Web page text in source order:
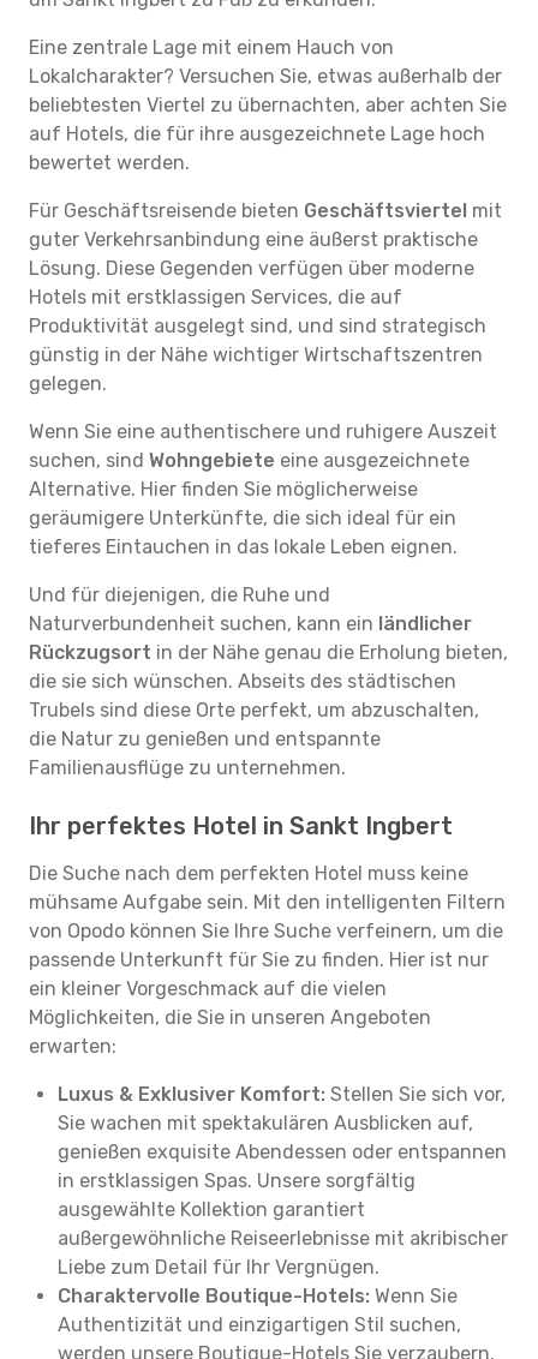
Eine zentrale Lage mit einem Hauch von
Lokalcharakter? Versuchen Sie, etwas außerhalb der
beliebtesten Viertel zu übernachten, aber achten Sie
auf Hotels, die für ihre ausgezeichnete Lage hoch
bewertet werden.
Für Geschäftsreisende bieten Geschäftsviertel mit
guter Verkehrsanbindung eine äußerst praktische
Lösung. Diese Gegenden verfügen über moderne
Hotels mit erstklassigen Services, die auf
Produktivität ausgelegt sind, und sind strategisch
günstig in der Nähe wichtiger Wirtschaftszentren
gelegen.
Wenn Sie eine authentischere und ruhigere Auszeit
suchen, sind Wohngebiete eine ausgezeichnete
Alternative. Hier finden Sie möglicherweise
geräumigere Unterkünfte, die sich ideal für ein
tieferes Eintauchen in das lokale Leben eignen.
Und für diejenigen, die Ruhe und
Naturverbundenheit suchen, kann ein ländlicher
Rückzugsort in der Nähe genau die Erholung bieten,
die sie sich wünschen. Abseits des städtischen
Trubels sind diese Orte perfekt, um abzuschalten,
die Natur zu genießen und entspannte
Familienausflüge zu unternehmen.
Ihr perfektes Hotel in Sankt Ingbert
Die Suche nach dem perfekten Hotel muss keine
mühsame Aufgabe sein. Mit den intelligenten Filtern
von Opodo können Sie Ihre Suche verfeinern, um die
passende Unterkunft für Sie zu finden. Hier ist nur
ein kleiner Vorgeschmack auf die vielen
Möglichkeiten, die Sie in unseren Angeboten
erwarten:
Luxus & Exklusiver Komfort: Stellen Sie sich vor,
Sie wachen mit spektakulären Ausblicken auf,
genießen exquisite Abendessen oder entspannen
in erstklassigen Spas. Unsere sorgfältig
ausgewählte Kollektion garantiert
außergewöhnliche Reiseerlebnisse mit akribischer
Liebe zum Detail für Ihr Vergnügen.
Charaktervolle Boutique-Hotels: Wenn Sie
Authentizität und einzigartigen Stil suchen,
werden unsere Boutique-Hotels Sie verzaubern.